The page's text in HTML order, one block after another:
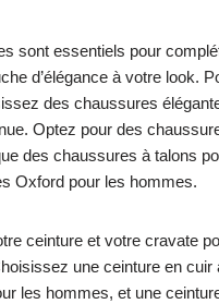
sont essentiels pour
d’élégance à votre look.
des chaussures
Optez pour des
des chaussures à talons
Oxford pour les hommes.
ceinture et votre cravate
une ceinture en cuir
les hommes, et une